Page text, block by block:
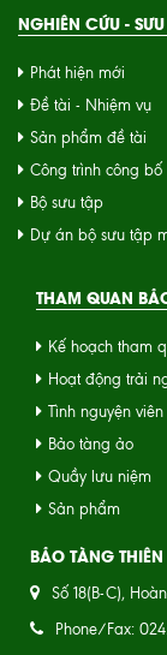
NGHIÊN CỨU -
Phát hiện mới
Đề tài - Nhiệm vụ
Sản phẩm đề tài
Công trình công bố
Bộ sưu tập
Dự án bộ sưu tập
THAM QUAN
Kế hoạch tham
Hoạt động trải
Tình nguyện viên
Bảo tàng ảo
Quầy lưu niệm
Sản phẩm
BẢO TÀNG
Số 18(B-C),
Phone/Fax: